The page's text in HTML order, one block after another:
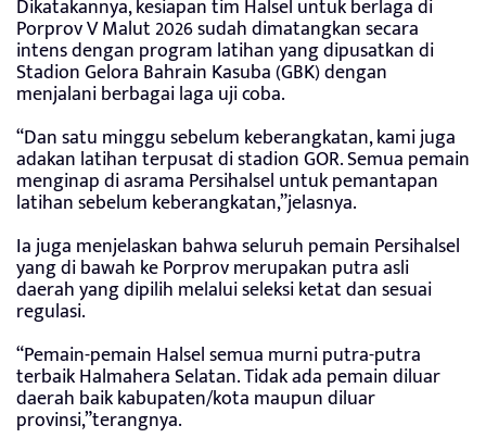
Dikatakannya, kesiapan tim Halsel untuk berlaga di
Porprov V Malut 2026 sudah dimatangkan secara
intens dengan program latihan yang dipusatkan di
Stadion Gelora Bahrain Kasuba (GBK) dengan
menjalani berbagai laga uji coba.
“Dan satu minggu sebelum keberangkatan, kami juga
adakan latihan terpusat di stadion GOR. Semua pemain
menginap di asrama Persihalsel untuk pemantapan
latihan sebelum keberangkatan,”jelasnya.
Ia juga menjelaskan bahwa seluruh pemain Persihalsel
yang di bawah ke Porprov merupakan putra asli
daerah yang dipilih melalui seleksi ketat dan sesuai
regulasi.
“Pemain-pemain Halsel semua murni putra-putra
terbaik Halmahera Selatan. Tidak ada pemain diluar
daerah baik kabupaten/kota maupun diluar
provinsi,”terangnya.